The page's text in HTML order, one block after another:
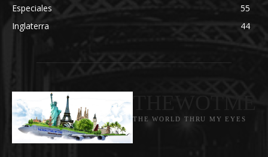
Especiales
55
Inglaterra
44
THE WORLD THRU MY EYES